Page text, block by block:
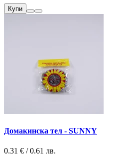
Купи
Домакинска тел - SUNNY
0.31 € / 0.61 лв.